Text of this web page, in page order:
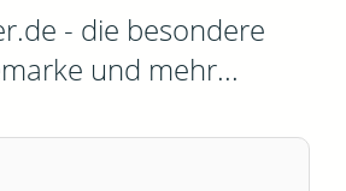
- die besondere
und mehr...